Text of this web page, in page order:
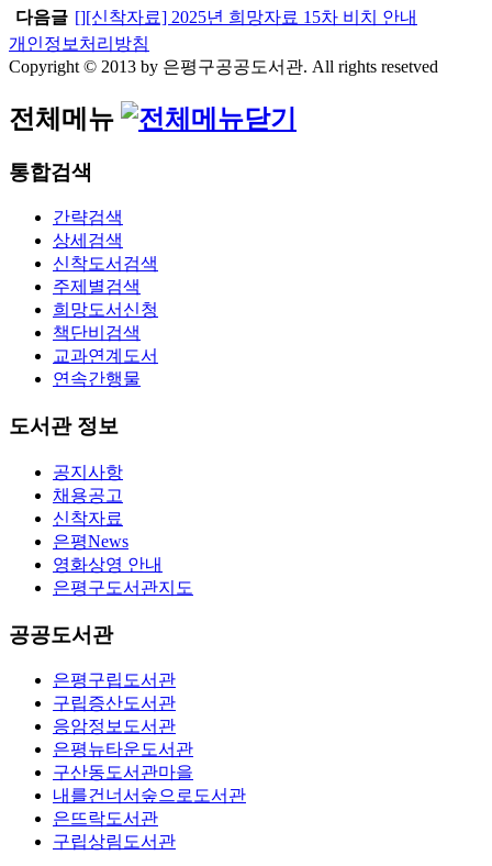
다음글 [][신착자료] 2025년 희망자료 15차 비치 안내
개인정보처리방침
Copyright © 2013 by 은평구공공도서관. All rights resetved
전체메뉴
통합검색
간략검색
상세검색
신착도서검색
주제별검색
희망도서신청
책단비검색
교과연계도서
연속간행물
도서관 정보
공지사항
채용공고
신착자료
은평News
영화상영 안내
은평구도서관지도
공공도서관
은평구립도서관
구립증산도서관
응암정보도서관
은평뉴타운도서관
구산동도서관마을
내를건너서숲으로도서관
은뜨락도서관
구립상림도서관